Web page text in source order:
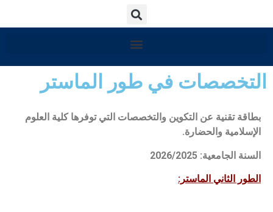
في طور الماستر
بطاقة تقنية عن التكوين والتخصصات التي توفرها كلية العلوم
الإسلامية والحضارة.
السنة الجامعية: 2026/2025
الطور الثاني الماستر: